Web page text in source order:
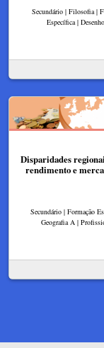
Secundário | Filosofia |
Específica |
Disparidades
rendimento e
Secundário | Formação
Geografia A |